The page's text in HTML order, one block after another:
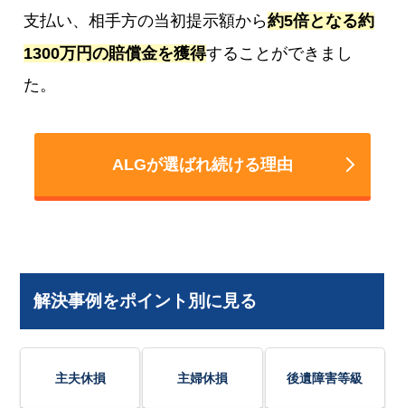
支払い、相手方の当初提示額から約5倍となる約
1300万円の賠償金を獲得することができまし
た。
ALGが選ばれ続ける理由
解決事例をポイント別に見る
主夫休損 主婦休損 後遺障害等級